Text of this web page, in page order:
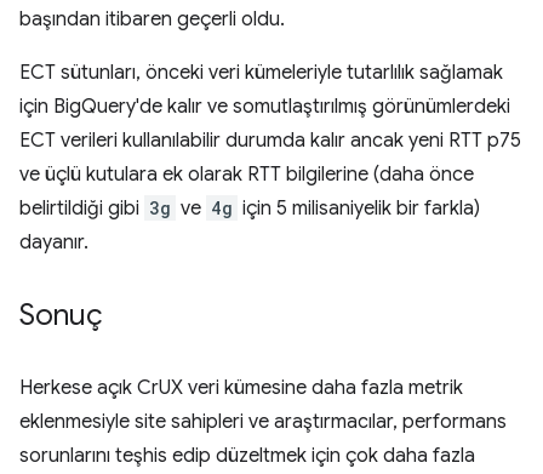
başından itibaren geçerli oldu.
ECT sütunları, önceki veri kümeleriyle tutarlılık sağlamak
için BigQuery'de kalır ve somutlaştırılmış görünümlerdeki
ECT verileri kullanılabilir durumda kalır ancak yeni RTT p75
ve üçlü kutulara ek olarak RTT bilgilerine (daha önce
belirtildiği gibi 3g ve 4g için 5 milisaniyelik bir farkla)
dayanır.
Sonuç
Herkese açık CrUX veri kümesine daha fazla metrik
eklenmesiyle site sahipleri ve araştırmacılar, performans
sorunlarını teşhis edip düzeltmek için çok daha fazla